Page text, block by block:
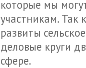
которые мы
участникам. Так
развиты
деловые круги
сфере.